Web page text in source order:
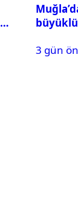
3 gün